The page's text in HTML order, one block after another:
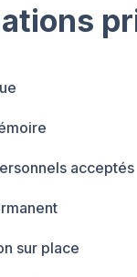
acceptés
sur place